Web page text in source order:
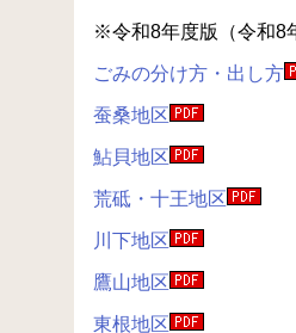
※令和8年度版（令和8
ごみの分け方・出し方
蚕桑地区
鮎貝地区
荒砥・十王地区
川下地区
鷹山地区
東根地区